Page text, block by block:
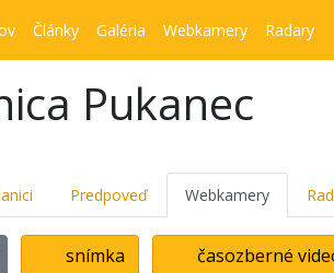
Články Galéria Webkamery Radary
Pukanec
Predpoveď Webkamery
snímka časozberné